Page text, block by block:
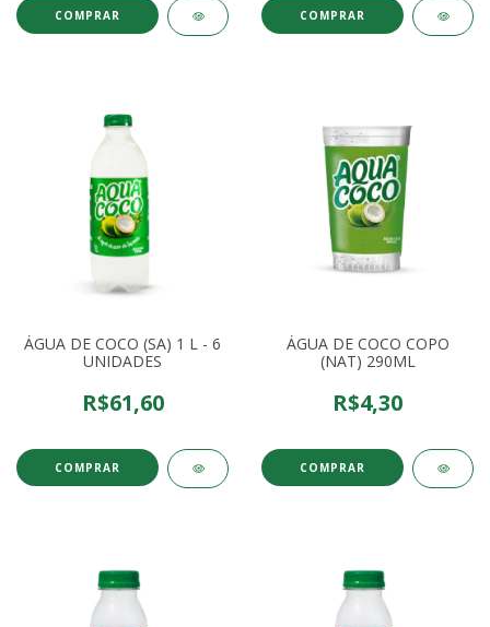
ÁGUA DE COCO (SA) 1 L - 6
UNIDADES
R$61,60
ÁGUA DE COCO COPO
(NAT) 290ML
R$4,30